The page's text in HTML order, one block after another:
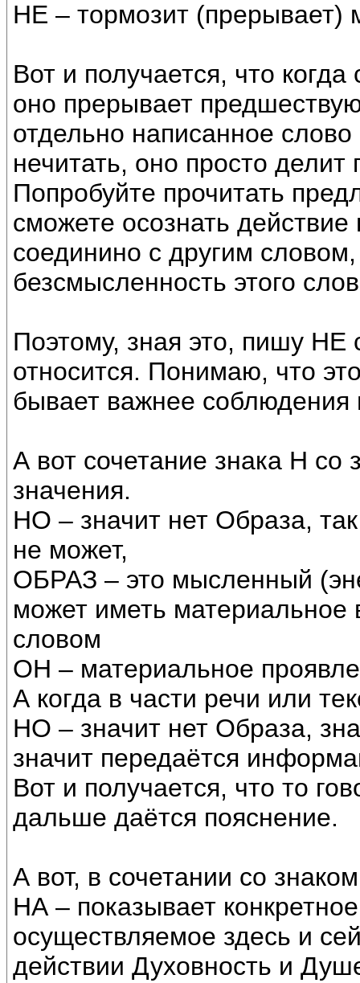
НЕ – тормозит (прерывает)
Вот и получается, что
оно прерывает
отдельно написанное
нечитать, оно просто
Попробуйте прочитать
сможете осознать
соединино с другим
безсмысленность этого
Поэтому, зная это, пишу НЕ
относится. Понимаю, что
бывает важнее соблюдения
А вот сочетание знака Н
значения.
НО – значит нет Образа,
не может,
ОБРАЗ – это мысленный
может иметь материальное
словом
ОН – материальное
А когда в части речи или
НО – значит нет Образа,
значит передаётся
Вот и получается, что то
дальше даётся пояснение.
А вот, в сочетании со
НА – показывает
осуществляемое здесь и
действии Духовность и